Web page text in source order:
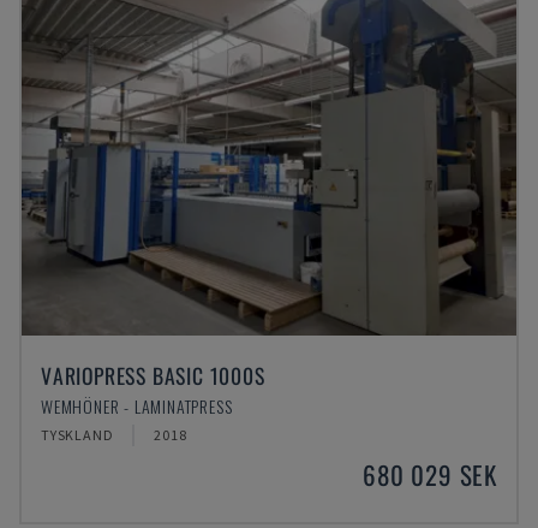
VARIOPRESS BASIC 1000S
WEMHÖNER - LAMINATPRESS
TYSKLAND 2018
680 029 SEK